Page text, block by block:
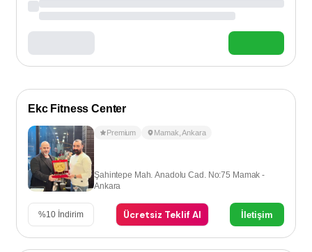
Ekc Fitness Center
Premium Mamak ,Ankara
Şahintepe Mah. Anadolu Cad. No:75 Mamak -
Ankara
%10 İndirim Ücretsiz Teklif Al İletişim